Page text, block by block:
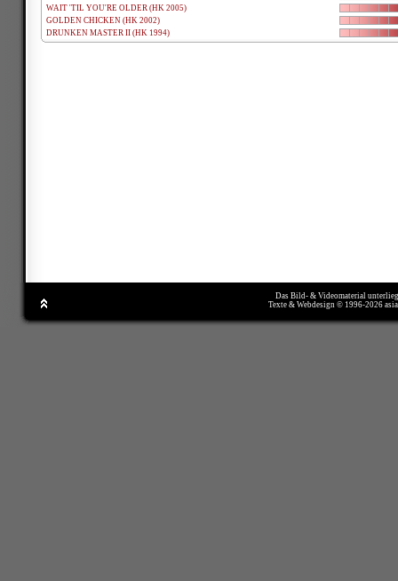
WAIT 'TIL YOU'RE OLDER (HK 2005)
GOLDEN CHICKEN (HK 2002)
DRUNKEN MASTER II (HK 1994)
Das Bild- & Videomaterial
Texte & Webdesign © 1996-2026